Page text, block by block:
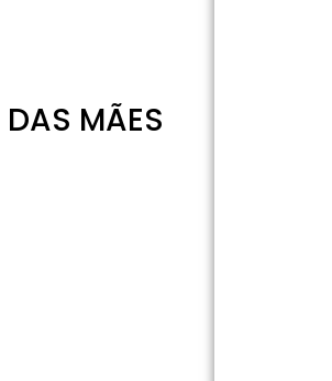
DAS MÃES